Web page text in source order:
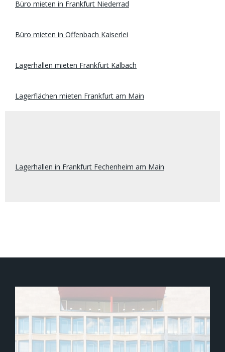
Büro mieten in Frankfurt Niederrad
Büro mieten in Offenbach Kaiserlei
Lagerhallen mieten Frankfurt Kalbach
Lagerflächen mieten Frankfurt am Main
Lagerhallen in Frankfurt Fechenheim am Main